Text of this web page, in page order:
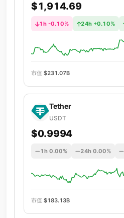
$1,914.69
1h -0.10% 24h +0.10%
市值 $231.07B
Tether
USDT
$0.9994
1h 0.00% 24h 0.00%
市值 $183.13B